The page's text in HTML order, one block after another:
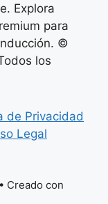
Explora
para
©
los
de Privacidad
Legal
• Creado con